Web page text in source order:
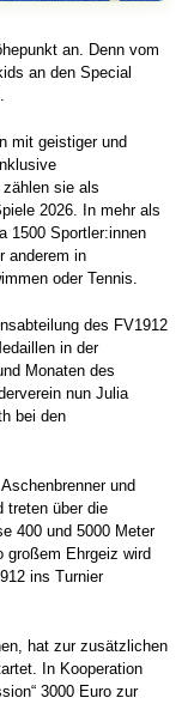
an. Denn vom
an den Special
mit geistiger und
sie als
2026. In mehr als
1500 Sportler:innen
anderem in
oder Tennis.
des FV1912
in der
Monaten des
nun Julia
bei den
und
treten über die
400 und 5000 Meter
großem Ehrgeiz wird
ins Turnier
hat zur zusätzlichen
In Kooperation
3000 Euro zur